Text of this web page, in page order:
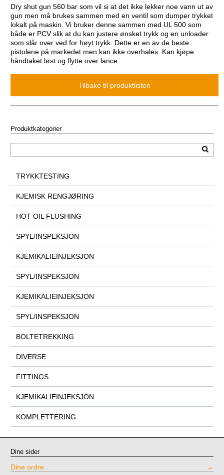
Dry shut gun 560 bar som vil si at det ikke lekker noe vann ut av
gun men må brukes sammen med en ventil som dumper trykket
lokalt på maskin. Vi bruker denne sammen med UL 500 som
både er PCV slik at du kan justere ønsket trykk og en unloader
som slår over ved for høyt trykk. Dette er en av de beste
pistolene på markedet men kan ikke overhales. Kan kjøpe
håndtaket løst og flytte over lance.
Produktkategorier
TRYKKTESTING
KJEMISK RENGJØRING
HOT OIL FLUSHING
SPYL/INSPEKSJON
KJEMIKALIEINJEKSJON
SPYL/INSPEKSJON
KJEMIKALIEINJEKSJON
SPYL/INSPEKSJON
BOLTETREKKING
DIVERSE
FITTINGS
KJEMIKALIEINJEKSJON
KOMPLETTERING
Dine sider
Dine ordre